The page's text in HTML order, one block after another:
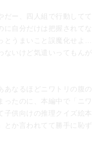
ー、四人組で行動してて
自分だけは把握されてな
とうまいこと誤魔化せよ…
いけど気遣いってもんが
あなるほどニワトリの腹の
ったのに、本編中で「ニワ
子供向けの推理クイズ絵本
か言われてて勝手に恥ず